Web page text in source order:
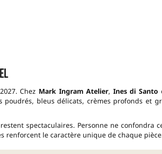
Chez Mark Ingram Atelier, Ines di Santo
bleus délicats, crèmes profonds et
spectaculaires. Personne ne confondra
renforcent le caractère unique de chaque